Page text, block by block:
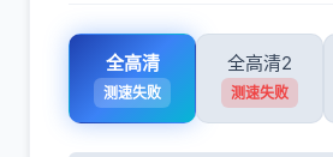
全高清
测速失败
全高清2
测速失败